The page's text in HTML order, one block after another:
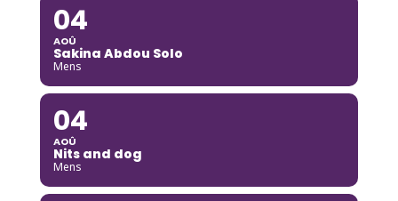
04
AOÛ
Sakina Abdou Solo
Mens
04
AOÛ
Nits and dog
Mens